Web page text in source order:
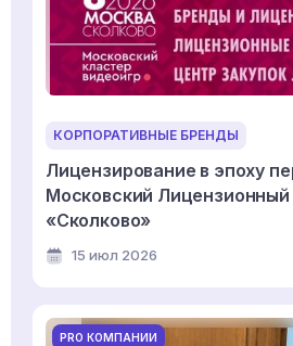
КОРПОРАТИВНЫЕ БРЕНДЫ
Лицензирование в эпоху
Московский
«Сколково»
15 июл 2026
PRO КОМПАНИИ